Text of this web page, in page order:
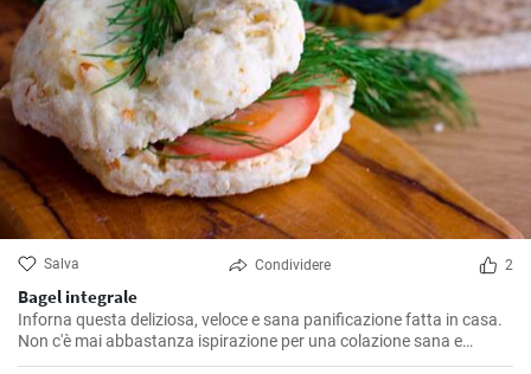
Salva Condividere 2
Bagel integrale
Inforna questa deliziosa, veloce e sana panificazione fatta in casa.
Non c'è mai abbastanza ispirazione per una colazione sana e
gustosa.